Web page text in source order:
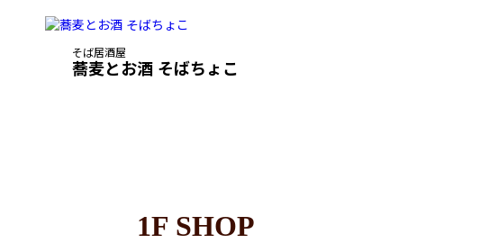
そば居酒屋
蕎麦とお酒 そばちょこ
1F SHOP